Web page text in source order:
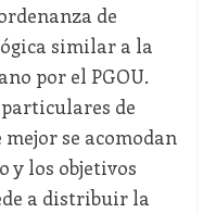
de
similar a la
por el PGOU.
de
se acomodan
y los objetivos
a distribuir la